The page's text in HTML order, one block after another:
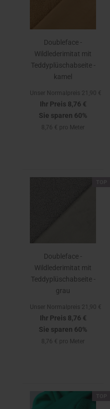
Doubleface -
Wildlederimitat mit
Teddyplüschabseite -
kamel
Unser Normalpreis 21,90 €
Ihr Preis 8,76 €
Sie sparen 60%
8,76 € pro Meter
Doubleface -
Wildlederimitat mit
Teddyplüschabseite -
grau
Unser Normalpreis 21,90 €
Ihr Preis 8,76 €
Sie sparen 60%
8,76 € pro Meter